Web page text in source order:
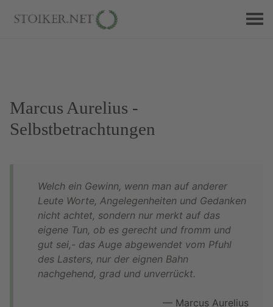
Marcus Aurelius -
Selbstbetrachtungen
Welch ein Gewinn, wenn man auf anderer
Leute Worte, Angelegenheiten und Gedanken
nicht achtet, sondern nur merkt auf das
eigene Tun, ob es gerecht und fromm und
gut sei,- ­das Auge abgewendet vom Pfuhl
des Lasters, nur der eignen Bahn
nachgehend, grad und unverrückt.
— Marcus Aurelius